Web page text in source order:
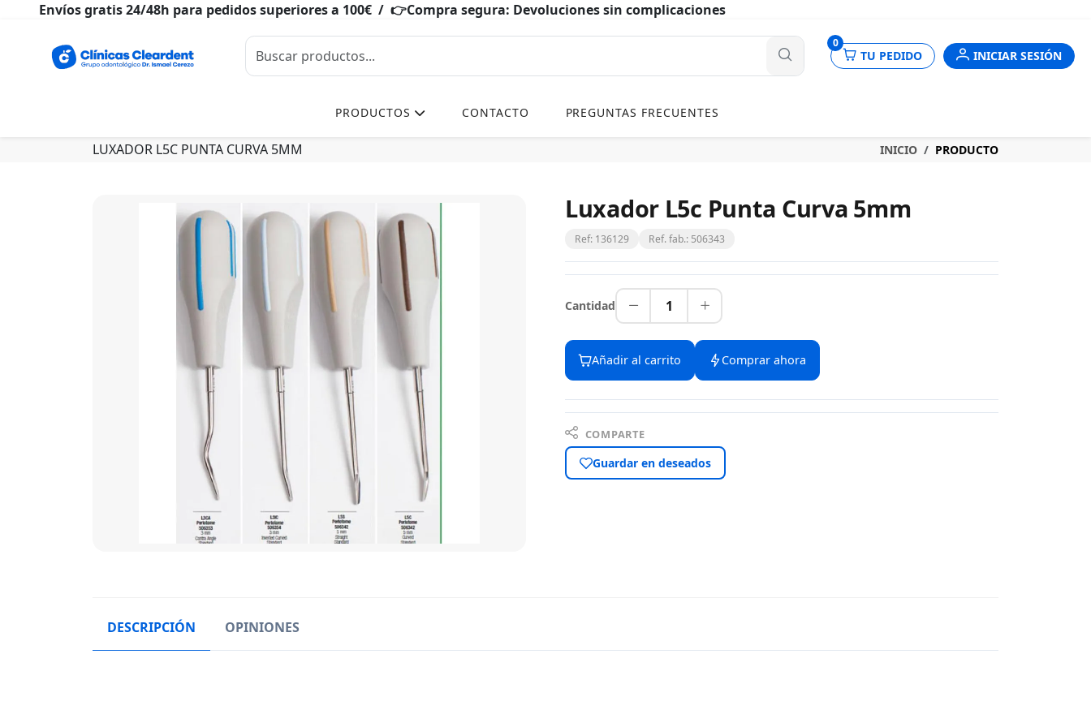
Envíos gratis 24/48h para pedidos superiores a 100€ / 👉Compra segura: Devoluciones sin complicaciones
0
TU PEDIDO INICIAR SESIÓN
PRODUCTOS CONTACTO PREGUNTAS FRECUENTES
LUXADOR L5C PUNTA CURVA 5MM INICIO PRODUCTO
Luxador L5c Punta Curva 5mm
Ref: 136129 Ref. fab.: 506343
Cantidad 1
Añadir al carrito Comprar ahora
COMPARTE
Guardar en deseados
DESCRIPCIÓN OPINIONES